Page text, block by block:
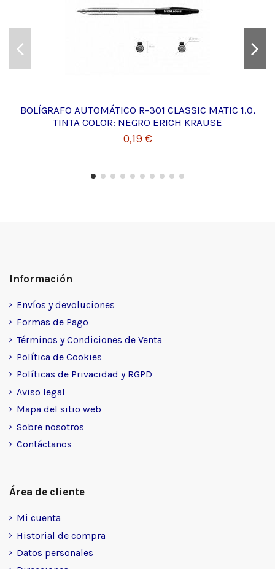
BOLÍGRAFO AUTOMÁTICO R-301 CLASSIC MATIC 1.0,
TINTA COLOR: NEGRO ERICH KRAUSE
0,19 €
Información
Envíos y devoluciones
Formas de Pago
Términos y Condiciones de Venta
Política de Cookies
Políticas de Privacidad y RGPD
Aviso legal
Mapa del sitio web
Sobre nosotros
Contáctanos
Área de cliente
Mi cuenta
Historial de compra
Datos personales